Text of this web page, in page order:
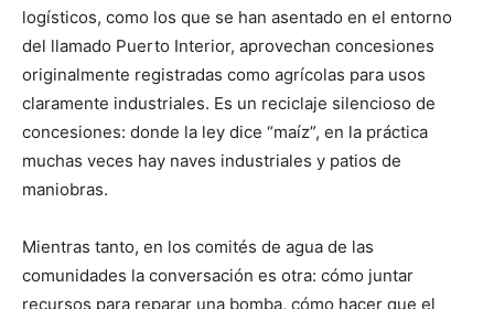
logísticos, como los que se han asentado en el entorno
del llamado Puerto Interior, aprovechan concesiones
originalmente registradas como agrícolas para usos
claramente industriales. Es un reciclaje silencioso de
concesiones: donde la ley dice “maíz”, en la práctica
muchas veces hay naves industriales y patios de
maniobras.
Mientras tanto, en los comités de agua de las
comunidades la conversación es otra: cómo juntar
recursos para reparar una bomba, cómo hacer que el